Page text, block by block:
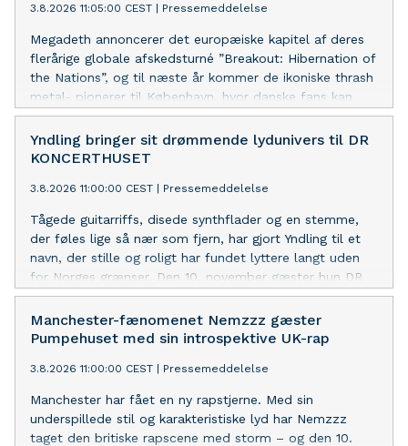
3.8.2026 11:05:00 CEST | Pressemeddelelse
Megadeth annoncerer det europæiske kapitel af deres
flerårige globale afskedsturné ”Breakout: Hibernation of
the Nations”, og til næste år kommer de ikoniske thrash
metal- pionerer til København, hvor danske fans kan
være med til at fejre mere end 40 års skelsættende
metalhistorie, når bandet indtager K.B. Hallen i selskab
med sværvægterne Black Label Society og Testament
Yndling bringer sit drømmende lydunivers til DR
KONCERTHUSET
3.8.2026 11:00:00 CEST | Pressemeddelelse
Tågede guitarriffs, disede synthflader og en stemme,
der føles lige så nær som fjern, har gjort Yndling til et
navn, der stille og roligt har fundet lyttere langt uden
for Norges grænser. Den 10. november gæster hun DR
Koncerthusets studie 3.
Manchester-fænomenet Nemzzz gæster
Pumpehuset med sin introspektive UK-rap
3.8.2026 11:00:00 CEST | Pressemeddelelse
Manchester har fået en ny rapstjerne. Med sin
underspillede stil og karakteristiske lyd har Nemzzz
taget den britiske rapscene med storm – og den 10.